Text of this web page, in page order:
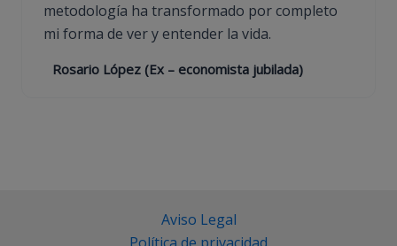
metodología ha transformado por completo
mi forma de ver y entender la vida.
Rosario López (Ex – economista jubilada)
Aviso Legal